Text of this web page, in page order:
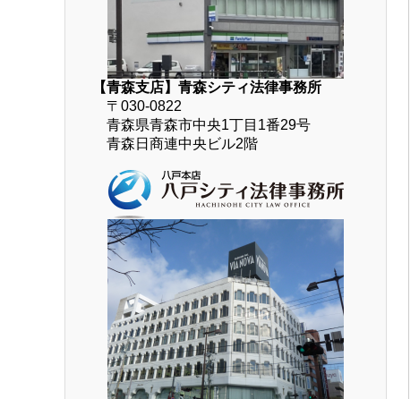
【青森支店】青森シティ法律事務所
〒030-0822
青森県青森市中央1丁目1番29号
青森日商連中央ビル2階